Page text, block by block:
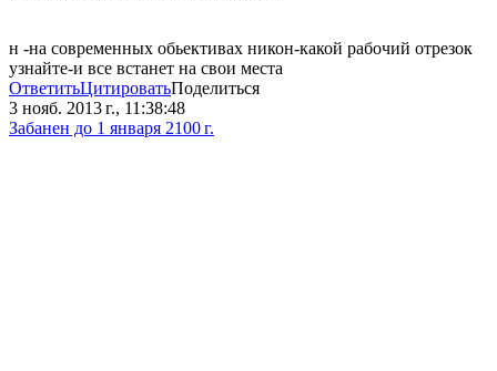
н -на современных обьективах никон-какой рабочий отрезок
узнайте-и все встанет на свои места
ОтветитьЦитироватьПоделиться
3 нояб. 2013 г., 11:38:48
Забанен до 1 января 2100 г.